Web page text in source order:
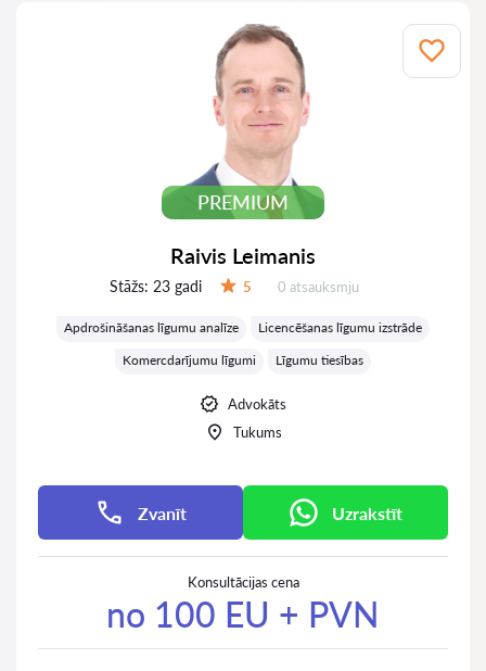
PREMIUM
Raivis Leimanis
Stāžs: 23 gadi 5 Atsauksmes:
0 atsauksmju
Apdrošināšanas līgumu analīze
Licencēšanas līgumu izstrāde
Komercdarījumu līgumi
Līgumu tiesības
Advokāts
Tukums
Zvanīt Uzrakstīt
Konsultācijas cena
no 100 EU + PVN